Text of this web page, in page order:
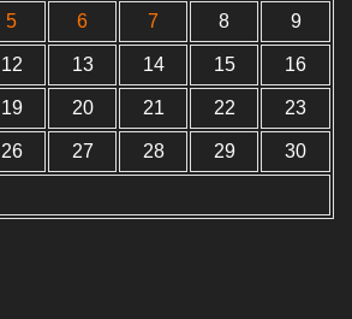
5 6 7 8 9
12 13 14 15 16
19 20 21 22 23
26 27 28 29 30